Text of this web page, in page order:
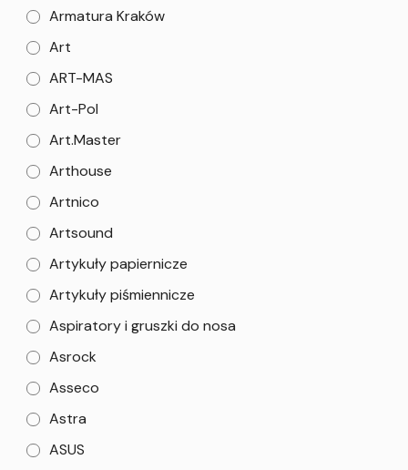
Armatura Kraków
Art
ART-MAS
Art-Pol
Art.Master
Arthouse
Artnico
Artsound
Artykuły papiernicze
Artykuły piśmiennicze
Aspiratory i gruszki do nosa
Asrock
Asseco
Astra
ASUS